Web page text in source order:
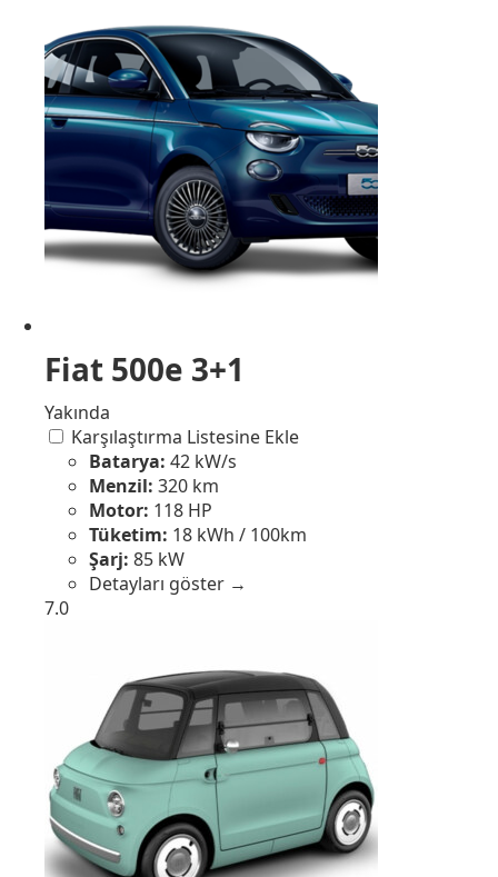
Fiat 500e 3+1
Yakında
Karşılaştırma Listesine Ekle
Batarya: 42 kW/s
Menzil: 320 km
Motor: 118 HP
Tüketim: 18 kWh / 100km
Şarj: 85 kW
Detayları göster →
7.0